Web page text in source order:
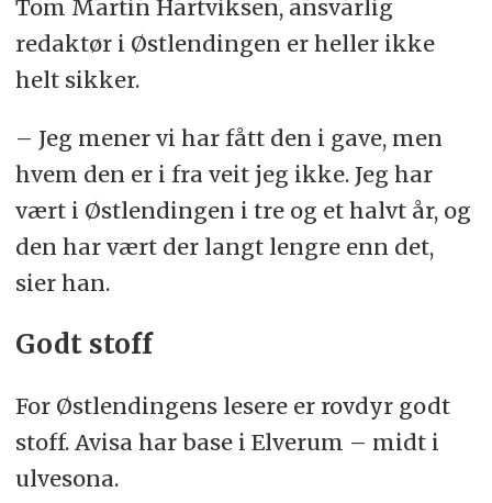
Tom Martin Hartviksen, ansvarlig
redaktør i Østlendingen er heller ikke
helt sikker.
– Jeg mener vi har fått den i gave, men
hvem den er i fra veit jeg ikke. Jeg har
vært i Østlendingen i tre og et halvt år, og
den har vært der langt lengre enn det,
sier han.
Godt stoff
For Østlendingens lesere er rovdyr godt
stoff. Avisa har base i Elverum – midt i
ulvesona.